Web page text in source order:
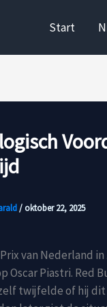
Start
/ oktober 22, 2025
van Nederland
Oscar Piastri. Red
twijfelde of hij dit